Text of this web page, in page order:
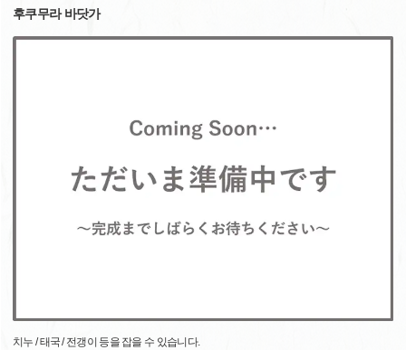
후쿠무라 바닷가
치누 / 태국 / 전갱이 등을 잡을 수 있습니다.